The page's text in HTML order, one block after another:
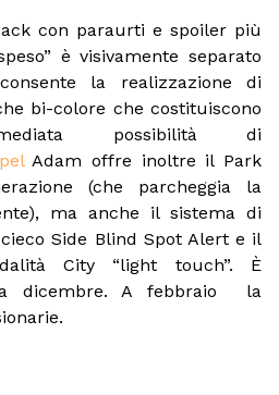
con paraurti e spoiler più
è visivamente separato
la realizzazione di
bi-colore che costituiscono
possibilità di
Adam offre inoltre il Park
(che parcheggia la
ma anche il sistema di
Side Blind Spot Alert e il
City “light touch”. È
dicembre. A febbraio la